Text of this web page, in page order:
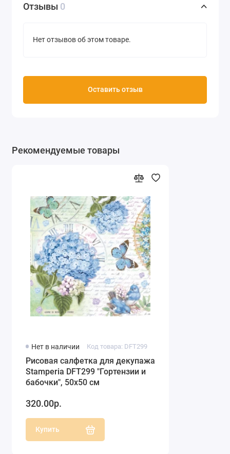
Отзывы 0
Нет отзывов об этом товаре.
Оставить отзыв
Рекомендуемые товары
Нет в наличии Код товара: DFT299
Рисовая салфетка для декупажа
Stamperia DFT299 "Гортензии и
бабочки", 50х50 см
320.00р.
Купить